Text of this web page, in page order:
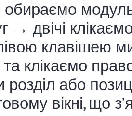
обираємо
→ двічі
клавішею
та клікаємо
розділ або
вікні, що